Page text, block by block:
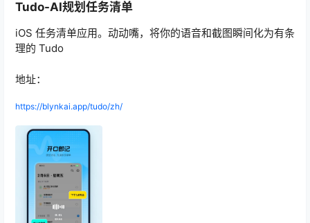
Tudo-AI规划任务清单
iOS 任务清单应用。动动嘴，将你的语音和截图瞬间化为有条
理的 Tudo
地址：
https://blynkai.app/tudo/zh/